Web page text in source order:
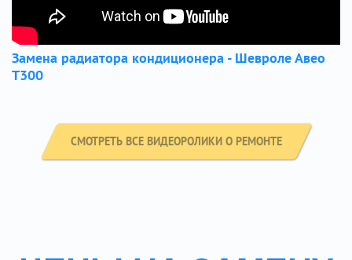
Замена радиатора кондиционера - Шевроле Авео
Т300
СМОТРЕТЬ ВСЕ ВИДЕОРОЛИКИ О РЕМОНТЕ